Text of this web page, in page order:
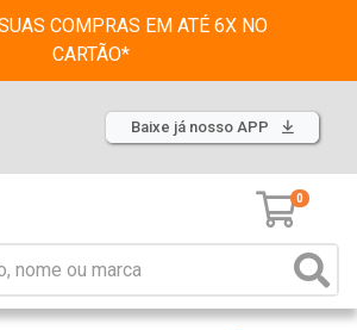
COMPRAS EM ATÉ 6X NO
CARTÃO*
Baixe já nosso APP
0